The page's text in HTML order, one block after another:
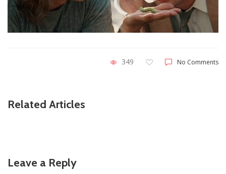
349 No Comments
Related Articles
Leave a Reply